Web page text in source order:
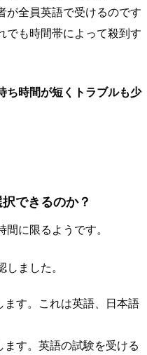
が全員英語で受けるのです
でも時間帯によって殺到す
ち時間が短くトラブルも少
できるのか？
に限るようです。
ました。
ます。これは英語、日本語
ます。英語の試験を受ける